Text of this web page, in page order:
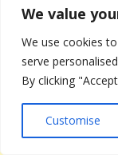
We value
We use cookies
serve
By clicking
Customise